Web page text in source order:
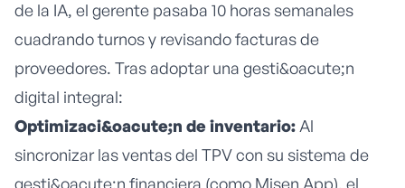
de la IA, el gerente pasaba 10 horas semanales
cuadrando turnos y revisando facturas de
proveedores. Tras adoptar una gesti&oacute;n
digital integral:
Optimizaci&oacute;n de inventario: Al
sincronizar las ventas del TPV con su sistema de
gesti&oacute;n financiera (como Misen App), el